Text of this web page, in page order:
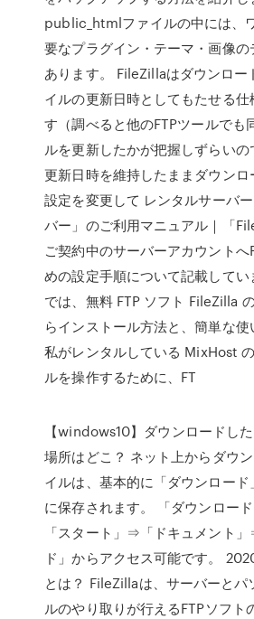
public_htmlファイルの中には、
要なプラグイン・テーマ・画像
あります。 FileZillaはダウンロー
イルの更新日時としてもたせる仕
す（調べると他のFTPツールでも
ルを更新したかが把握しずらい
更新日時を維持したままダウンロ
設定を変更して レンタルサーバ
バー」のご利用マニュアル｜「
ご契約中のサーバーアカウントへ
めの設定手順について記載して
では、無料 FTP ソフト FileZilla
らインストール方法と、簡単な使
私がレンタルしている MixHost
ルを操作するために、FT
【windows10】ダウンロードし
場所はどこ？ ネット上からダウ
イルは、基本的に「ダウンロー
に保存されます。 「ダウンロード
「スタート」⇒「ドキュメント
ド」からアクセス可能です。
とは？ FileZillaは、サーバーとパ
ルのやり取りが行えるFTPソフト